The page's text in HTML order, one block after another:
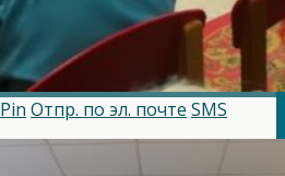
Pin Отпр. по эл. почте SMS